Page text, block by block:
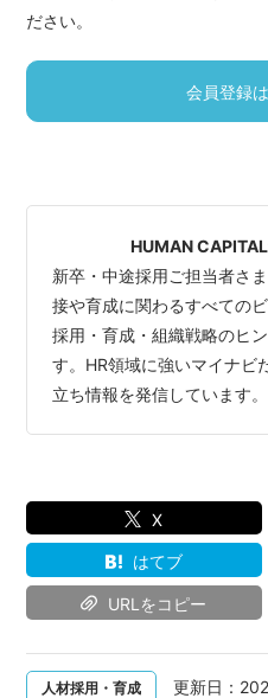
ださい。
会員登録
HUMAN
新卒・中途採用ご担当者さ
接や育成に関わるすべての
採用・育成・組織戦略のヒ
す。HR領域に強いマイナビ
立ち情報を発信しています。
X
はてブ
URLをコピー
人材採用・育成 更新日：